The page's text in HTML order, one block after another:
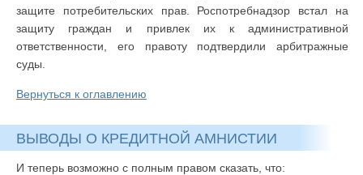
защите потребительских прав. Роспотребнадзор встал на
защиту граждан и привлек их к административной
ответственности, его правоту подтвердили арбитражные
суды.
Вернуться к оглавлению
ВЫВОДЫ О КРЕДИТНОЙ АМНИСТИИ
И теперь возможно с полным правом сказать, что: